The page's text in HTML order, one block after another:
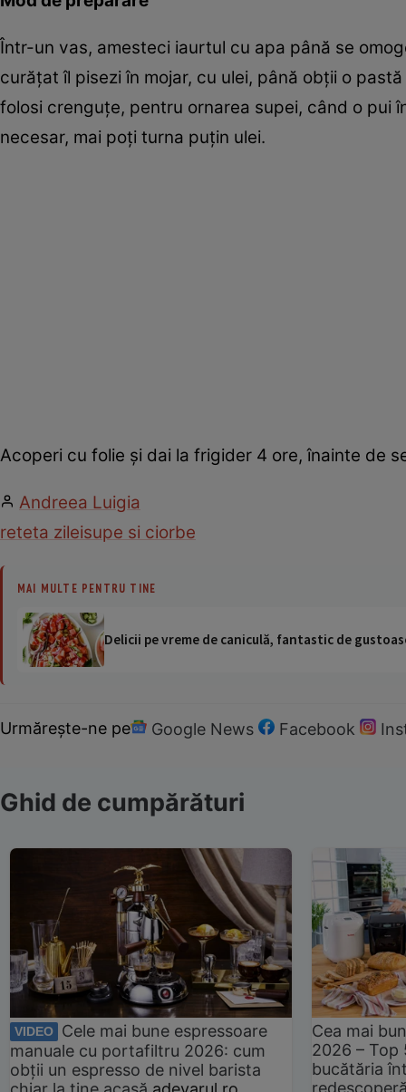
Într-un vas, amesteci iaurtul cu apa până se
curăţat îl pisezi în mojar, cu ulei, până obţii o
folosi crenguţe, pentru ornarea supei, când o pui
necesar, mai poţi turna puţin ulei.
Acoperi cu folie şi dai la frigider 4 ore, înainte de
Andreea Luigia
reteta zileisupe si ciorbe
MAI MULTE PENTRU TINE
Delicii pe vreme de caniculă, fantastic de
Urmărește-ne pe Google News Facebook
Ghid de cumpărături
VIDEO
Cele mai bune espressoare
manuale cu portafiltru 2026: cum
obții un espresso de nivel barista
Cea mai
2026 –
bucătăria